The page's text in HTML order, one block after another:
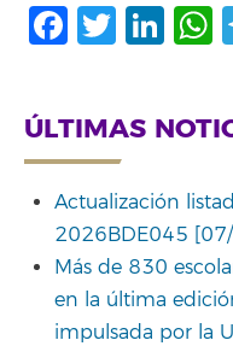
ÚLTIMAS
Actualización
2026BDE045
Más de 830
en la última
impulsada por la